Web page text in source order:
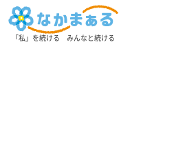
「私」を続ける みんなと続ける